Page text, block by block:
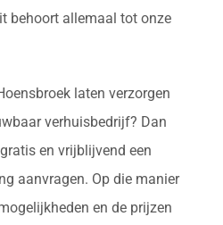
behoort allemaal tot onze
laten verzorgen
verhuisbedrijf? Dan
en vrijblijvend een
aanvragen. Op die manier
en de prijzen